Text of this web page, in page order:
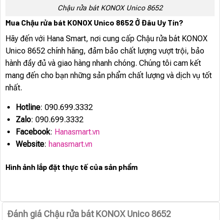
Chậu rửa bát KONOX Unico 8652
Mua Chậu rửa bát KONOX Unico 8652 Ở Đâu Uy Tín?
Hãy đến với Hana Smart, nơi cung cấp Chậu rửa bát KONOX
Unico 8652 chính hãng, đảm bảo chất lượng vượt trội, bảo
hành đầy đủ và giao hàng nhanh chóng. Chúng tôi cam kết
mang đến cho bạn những sản phẩm chất lượng và dịch vụ tốt
nhất.
Hotline: 090.699.3332
Zalo: 090.699.3332
Facebook: Hanasmart.vn
Website: hanasmart.vn
Hình ảnh lắp đặt thực tế của sản phẩm
Đánh giá Chậu rửa bát KONOX Unico 8652